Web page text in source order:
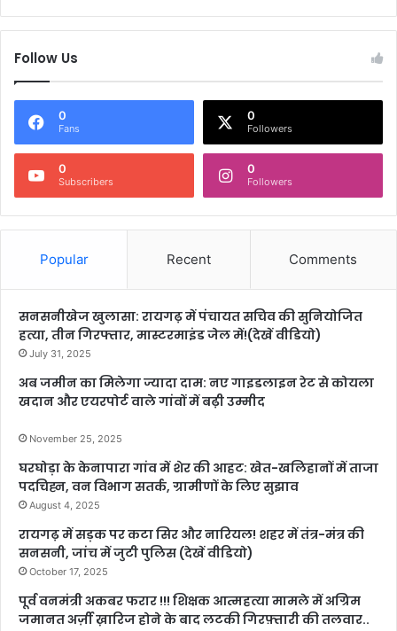
Follow Us
0
Fans
0
Followers
0
Subscribers
0
Followers
Popular Recent Comments
सनसनीखेज खुलासा: रायगढ़ में पंचायत सचिव की सुनियोजित
हत्या, तीन गिरफ्तार, मास्टरमाइंड जेल में!(देखें वीडियो)
July 31, 2025
अब जमीन का मिलेगा ज्यादा दाम: नए गाइडलाइन रेट से कोयला
खदान और एयरपोर्ट वाले गांवों में बढ़ी उम्मीद
November 25, 2025
घरघोड़ा के केनापारा गांव में शेर की आहट: खेत-खलिहानों में ताजा
पदचिह्न, वन विभाग सतर्क, ग्रामीणों के लिए सुझाव
August 4, 2025
रायगढ़ में सड़क पर कटा सिर और नारियल! शहर में तंत्र-मंत्र की
सनसनी, जांच में जुटी पुलिस (देखें वीडियो)
October 17, 2025
पूर्व वनमंत्री अकबर फरार !!! शिक्षक आत्महत्या मामले में अग्रिम
जमानत अर्ज़ी ख़ारिज होने के बाद लटकी गिरफ़्तारी की तलवार..